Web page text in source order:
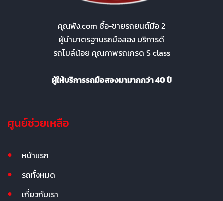
คุณพ้ง.com ซื้อ-ขายรถยนต์มือ 2
ผู้นำมาตรฐานรถมือสอง บริการดี
รถไมล์น้อย คุณภาพรถเกรด S class
ผู้ให้บริการรถมือสองมามากกว่า 40 ปี
ศูนย์ช่วยเหลือ
หน้าแรก
รถทั้งหมด
เกี่ยวกับเรา